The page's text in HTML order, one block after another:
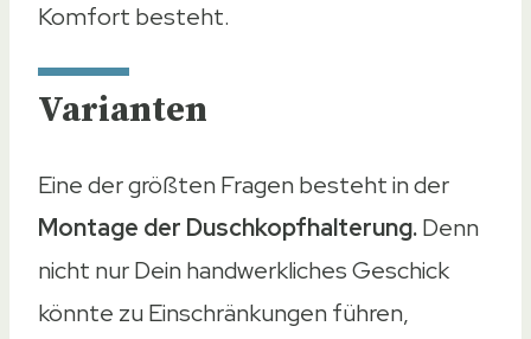
Komfort besteht.
Varianten
Eine der größten Fragen besteht in der
Montage der Duschkopfhalterung.Denn
nicht nur Dein handwerkliches Geschick
könnte zu Einschränkungen führen,